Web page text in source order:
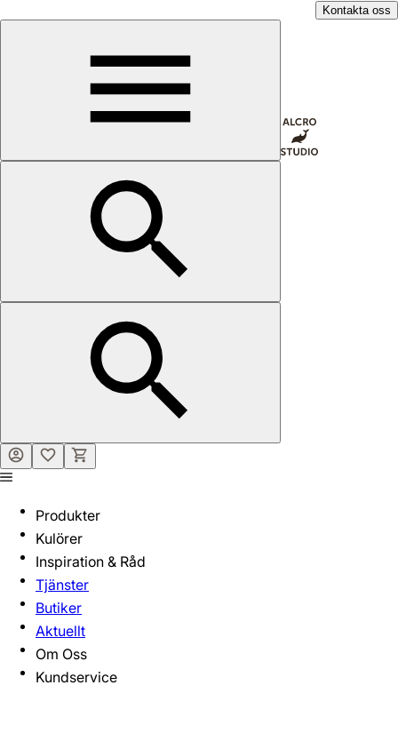
Kontakta oss
Produkter
Kulörer
Inspiration & Råd
Tjänster
Butiker
Aktuellt
Om Oss
Kundservice